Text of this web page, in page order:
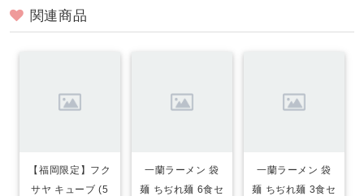
関連商品
【福岡限定】フク
サヤ キューブ (5
一蘭ラーメン 袋
麺 ちぢれ麺 6食セ
一蘭ラーメン 袋
麺 ちぢれ麺 3食セ